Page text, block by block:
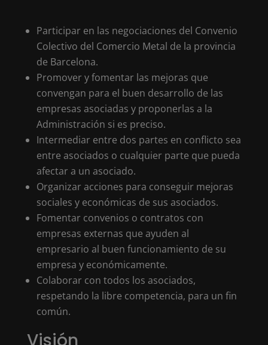
Participar en las negociaciones del Convenio
Colectivo del Comercio Metal de la provincia
de Barcelona.
Promover y fomentar las mejoras que
convengan para el buen desarrollo de las
empresas asociadas y proponerlas a la
Administración si es preciso.
Intermediar entre dos partes en conflicto sea
entre asociados o cualquier parte que pueda
afectar a un asociado.
Organizar acciones para conseguir mejoras
sociales y económicas de sus asociados.
Fomentar convenios o contratos con
empresas externas que ayuden al
empresario al buen funcionamiento de su
empresa y económicamente.
Colaborar con todos los asociados,
respetando la libre competencia, para un fin
común.